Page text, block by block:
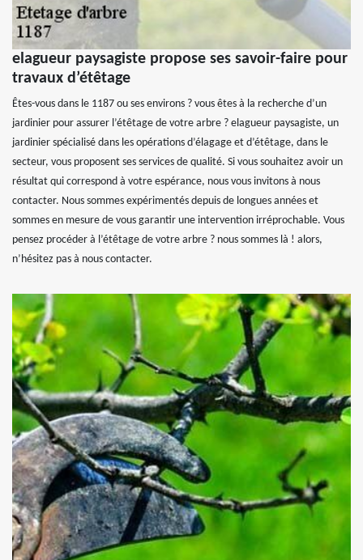
elagueur paysagiste propose ses savoir-faire pour
travaux d’étêtage
Êtes-vous dans le 1187 ou ses environs ? vous êtes à la recherche d’un
jardinier pour assurer l’étêtage de votre arbre ? elagueur paysagiste, un
jardinier spécialisé dans les opérations d’élagage et d’étêtage, dans le
secteur, vous proposent ses services de qualité. Si vous souhaitez avoir un
résultat qui correspond à votre espérance, nous vous invitons à nous
contacter. Nous sommes expérimentés depuis de longues années et
sommes en mesure de vous garantir une intervention irréprochable. Vous
pensez procéder à l’étêtage de votre arbre ? nous sommes là ! alors,
n’hésitez pas à nous contacter.